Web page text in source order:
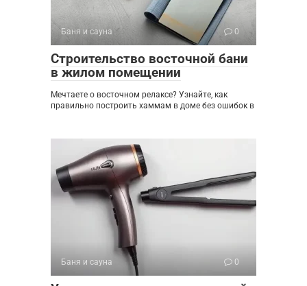
Баня и сауна 0
Строительство восточной бани
в жилом помещении
Мечтаете о восточном релаксе? Узнайте, как
правильно построить хаммам в доме без ошибок в
Баня и сауна 0